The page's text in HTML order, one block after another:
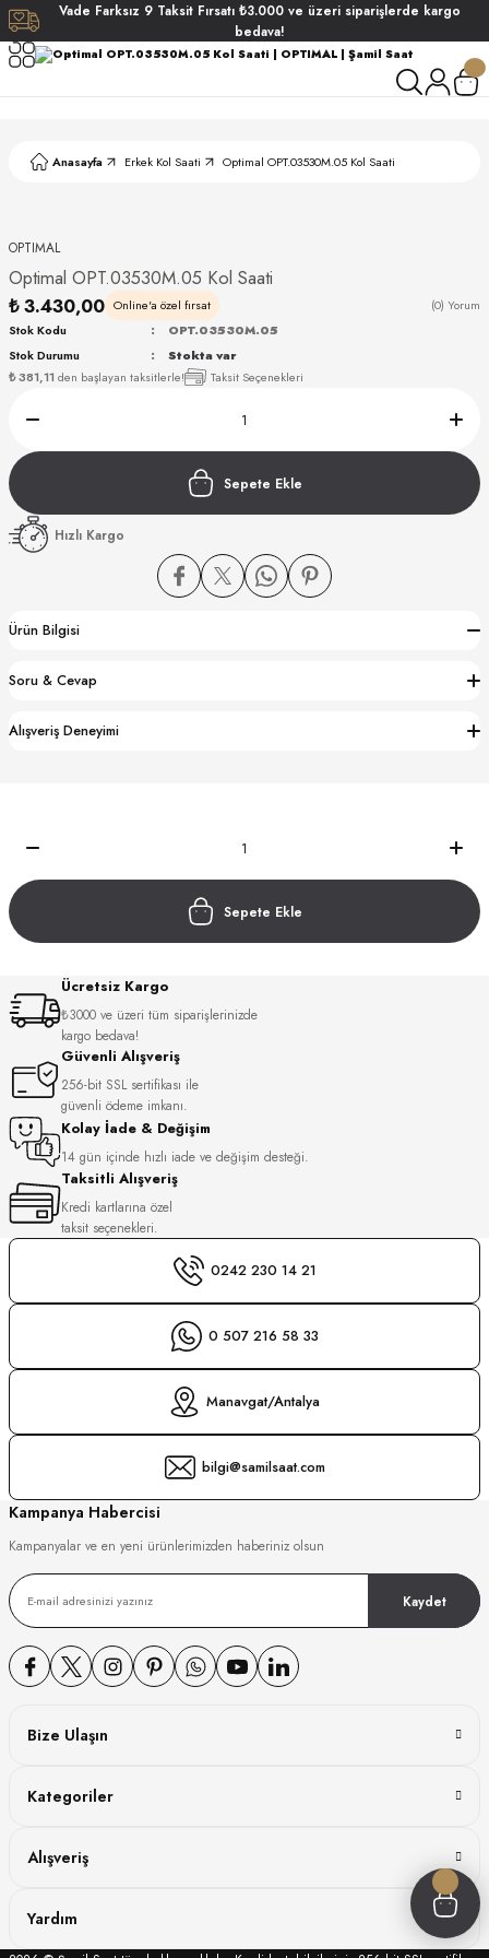
Vade Farksız 9 Taksit Fırsatı ₺3.000 ve üzeri siparişlerde kargo
bedava!
Anasayfa Erkek Kol Saati Optimal OPT.03530M.05 Kol Saati
OPTIMAL
Optimal OPT.03530M.05 Kol Saati
₺ 3.430,00 Online'a özel fırsat (0) Yorum
₺ 381,11 den başlayan taksitlerle! Taksit Seçenekleri
Stok Kodu
OPT.03530M.05
Stok Durumu
Stokta var
Sepete Ekle
Hızlı Kargo
Ürün Bilgisi
Soru & Cevap
Alışveriş Deneyimi
Sepete Ekle
Ücretsiz Kargo
₺3000 ve üzeri tüm siparişlerinizde
kargo bedava!
Güvenli Alışveriş
256-bit SSL sertifikası ile
güvenli ödeme imkanı.
Kolay İade & Değişim
14 gün içinde hızlı iade ve değişim desteği.
Taksitli Alışveriş
Kredi kartlarına özel
taksit seçenekleri.
0242 230 14 21
0 507 216 58 33
Manavgat/Antalya
bilgi@samilsaat.com
Kampanya Habercisi
Kampanyalar ve en yeni ürünlerimizden haberiniz olsun
Kaydet
Bize Ulaşın
Kategoriler
Alışveriş
Yardım
WATCH
WATCH